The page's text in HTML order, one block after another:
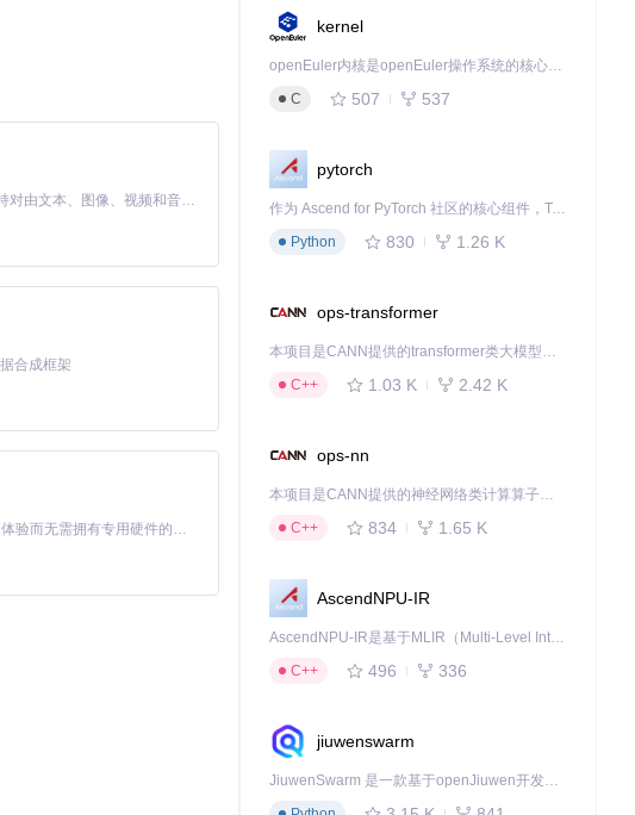
MiniMax H3 是一个通用的全模态生成系统。它支持对由文本、图像、视频和音频组成的多模态上下文进行统一理解，并能生成分辨率高达 2K、时长可达 15 秒的带原生立体声音频的视频。得益于面向任务泛化的系统设计，H3 在预训练阶段就已具备广泛的多模态上下文理解与生成能力，能够出色地执行复杂的多模态指令。
合成框架
基于Python的Xiaozhi AI，适用于想要完整Xiaozhi体验而无需拥有专用硬件的用户。
kernel
openEuler内核是openEuler操作系统的核心，既是系统性能与稳定性的基石，也是连接处理器、设备与服务的桥梁。
C
507 537
pytorch
作为 Ascend for PyTorch 社区的核心组件，TorchNPU 是昇腾专为 PyTorch 打造的深度学习适配插件，使 PyTorch 框架能够直接调用昇腾 NPU，为开发者提供昇腾 AI 处理器的超强算力。
Python
830 1.26 K
ops-transformer
本项目是CANN提供的transformer类大模型算子库，实现网络在NPU上加速计算。
C++
1.03 K 2.42 K
ops-nn
本项目是CANN提供的神经网络类计算算子库，实现网络在NPU上加速计算。
C++
834 1.65 K
AscendNPU-IR
AscendNPU-IR是基于MLIR（Multi-Level Intermediate Representation）构建的，面向昇腾亲和算子编译时使用的中间表示，提供昇腾完备表达能力，通过编译优化提升昇腾AI处理器计算效率，支持通过生态框架使能昇腾AI处理器与深度调优
C++
496 336
jiuwenswarm
JiuwenSwarm 是一款基于openJiuwen开发的智能AI Agent，它能够将大语言模型的强大能力，通过你日常使用的各类通讯应用，直接延伸至你的指尖。